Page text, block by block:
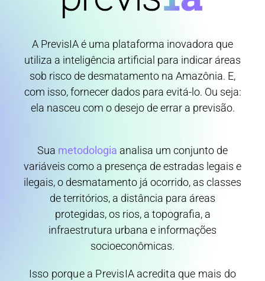
A PrevisIA é uma plataforma inovadora que
utiliza a inteligência artificial para indicar áreas
sob risco de desmatamento na Amazônia. E,
com isso, fornecer dados para evitá-lo. Ou seja:
ela nasceu com o desejo de errar a previsão.
Sua metodologia analisa um conjunto de
variáveis como a presença de estradas legais e
ilegais, o desmatamento já ocorrido, as classes
de territórios, a distância para áreas
protegidas, os rios, a topografia, a
infraestrutura urbana e informações
socioeconômicas.
Isso porque a PrevisIA acredita que mais do